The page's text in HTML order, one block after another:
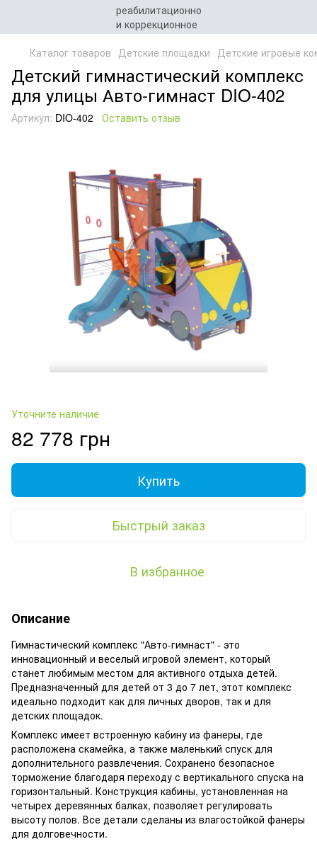
Каталог товаров Детские площадки Детские игровые
Детский гимнастический комплекс
для улицы Авто-гимнаст DIO-402
Артикул: DIO-402 Оставить отзыв
Уточните наличие
82 778 грн
Купить
Быстрый заказ
В избранное
Описание
Гимнастический комплекс "Авто-гимнаст" - это
инновационный и веселый игровой элемент, который
станет любимым местом для активного отдыха детей.
Предназначенный для детей от 3 до 7 лет, этот комплекс
идеально подходит как для личных дворов, так и для
детских площадок.
Комплекс имеет встроенную кабину из фанеры, где
расположена скамейка, а также маленький спуск для
дополнительного развлечения. Сохранено безопасное
торможение благодаря переходу с вертикального спуска на
горизонтальный. Конструкция кабины, установленная на
четырех деревянных балках, позволяет регулировать
высоту полов. Все детали сделаны из влагостойкой фанеры
для долговечности.